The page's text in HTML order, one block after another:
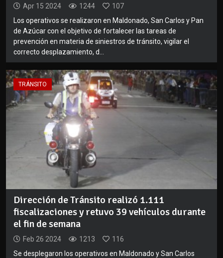
Apr 15 2024 1244
107
Los operativos se realizaron en Maldonado, San Carlos y Pan
de Azúcar con el objetivo de fortalecer las tareas de
prevención en materia de siniestros de tránsito, vigilar el
correcto desplazamiento, d...
TRÁNSITO
Dirección de Tránsito realizó 1.111
fiscalizaciones y retuvo 39 vehículos durante
el fin de semana
Feb 26 2024 1213
116
Se desplegaron los operativos en Maldonado y San Carlos